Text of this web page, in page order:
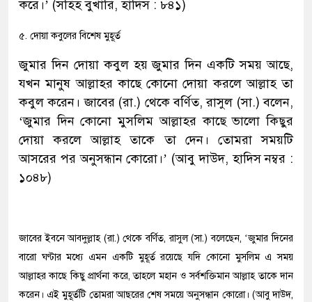
করে।’ (সহিহ বুখারি, হাদিস : ৮৪১)
৫. দোয়া কবুলের বিশেষ মুহূর্ত
জুমার দিন দোয়া কবুল হয় জুমার দিন একটি সময় আছে,
যখন মানুষ আল্লাহর কাছে কোনো দোয়া করলে আল্লাহ তা
কবুল করেন। জাবের (রা.) থেকে বর্ণিত, রাসুল (সা.) বলেন,
‘জুমার দিন কোনো মুসলিম আল্লাহর কাছে ভালো কিছুর
দোয়া করলে আল্লাহ তাকে তা দেন। তোমরা সময়টি
আসরের পর অনুসন্ধান কোরো।’ (আবু দাউদ, হাদিস নম্বর :
১০৪৮)
জাবের ইবনে আবদুল্লাহ (রা.) থেকে বর্ণিত, রাসুল (সা.) বলেছেন, ‘জুমার দিনের
বারো ঘণ্টার মধ্যে এমন একটি মুহূর্ত রয়েছে যদি কোনো মুসলিম এ সময়
আল্লাহর কাছে কিছু প্রার্থনা করে, তাহলে মহান ও সর্বশক্তিমান আল্লাহ তাকে দান
করেন। এই মুহূর্তটি তোমরা আছরের শেষ সময়ে অনুসন্ধান কোরো। (আবু দাউদ,